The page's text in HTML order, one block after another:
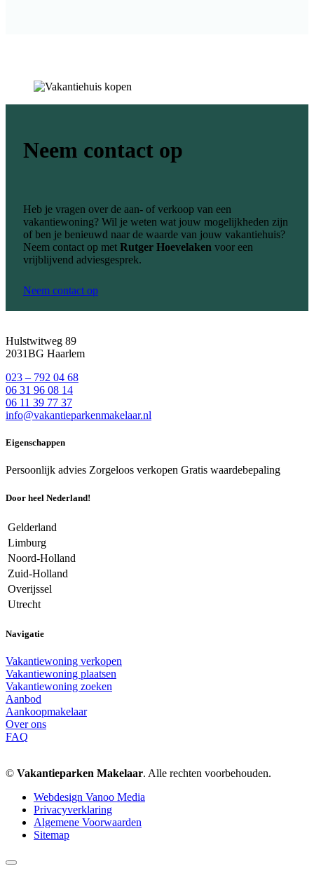
Neem contact op
Heb je vragen over de aan- of verkoop van een
vakantiewoning? Wil je weten wat jouw mogelijkheden zijn
of ben je benieuwd naar de waarde van jouw vakantiehuis?
Neem contact op met Rutger Hoevelaken voor een
vrijblijvend adviesgesprek.
Neem contact op
Hulstwitweg 89
2031BG Haarlem
023 – 792 04 68
06 31 96 08 14
06 11 39 77 37
info@vakantieparkenmakelaar.nl
Eigenschappen
Persoonlijk advies Zorgeloos verkopen Gratis waardebepaling
Door heel Nederland!
Gelderland
Limburg
Noord-Holland
Zuid-Holland
Overijssel
Utrecht
Navigatie
Vakantiewoning verkopen
Vakantiewoning plaatsen
Vakantiewoning zoeken
Aanbod
Aankoopmakelaar
Over ons
FAQ
© Vakantieparken Makelaar. Alle rechten voorbehouden.
Webdesign Vanoo Media
Privacyverklaring
Algemene Voorwaarden
Sitemap